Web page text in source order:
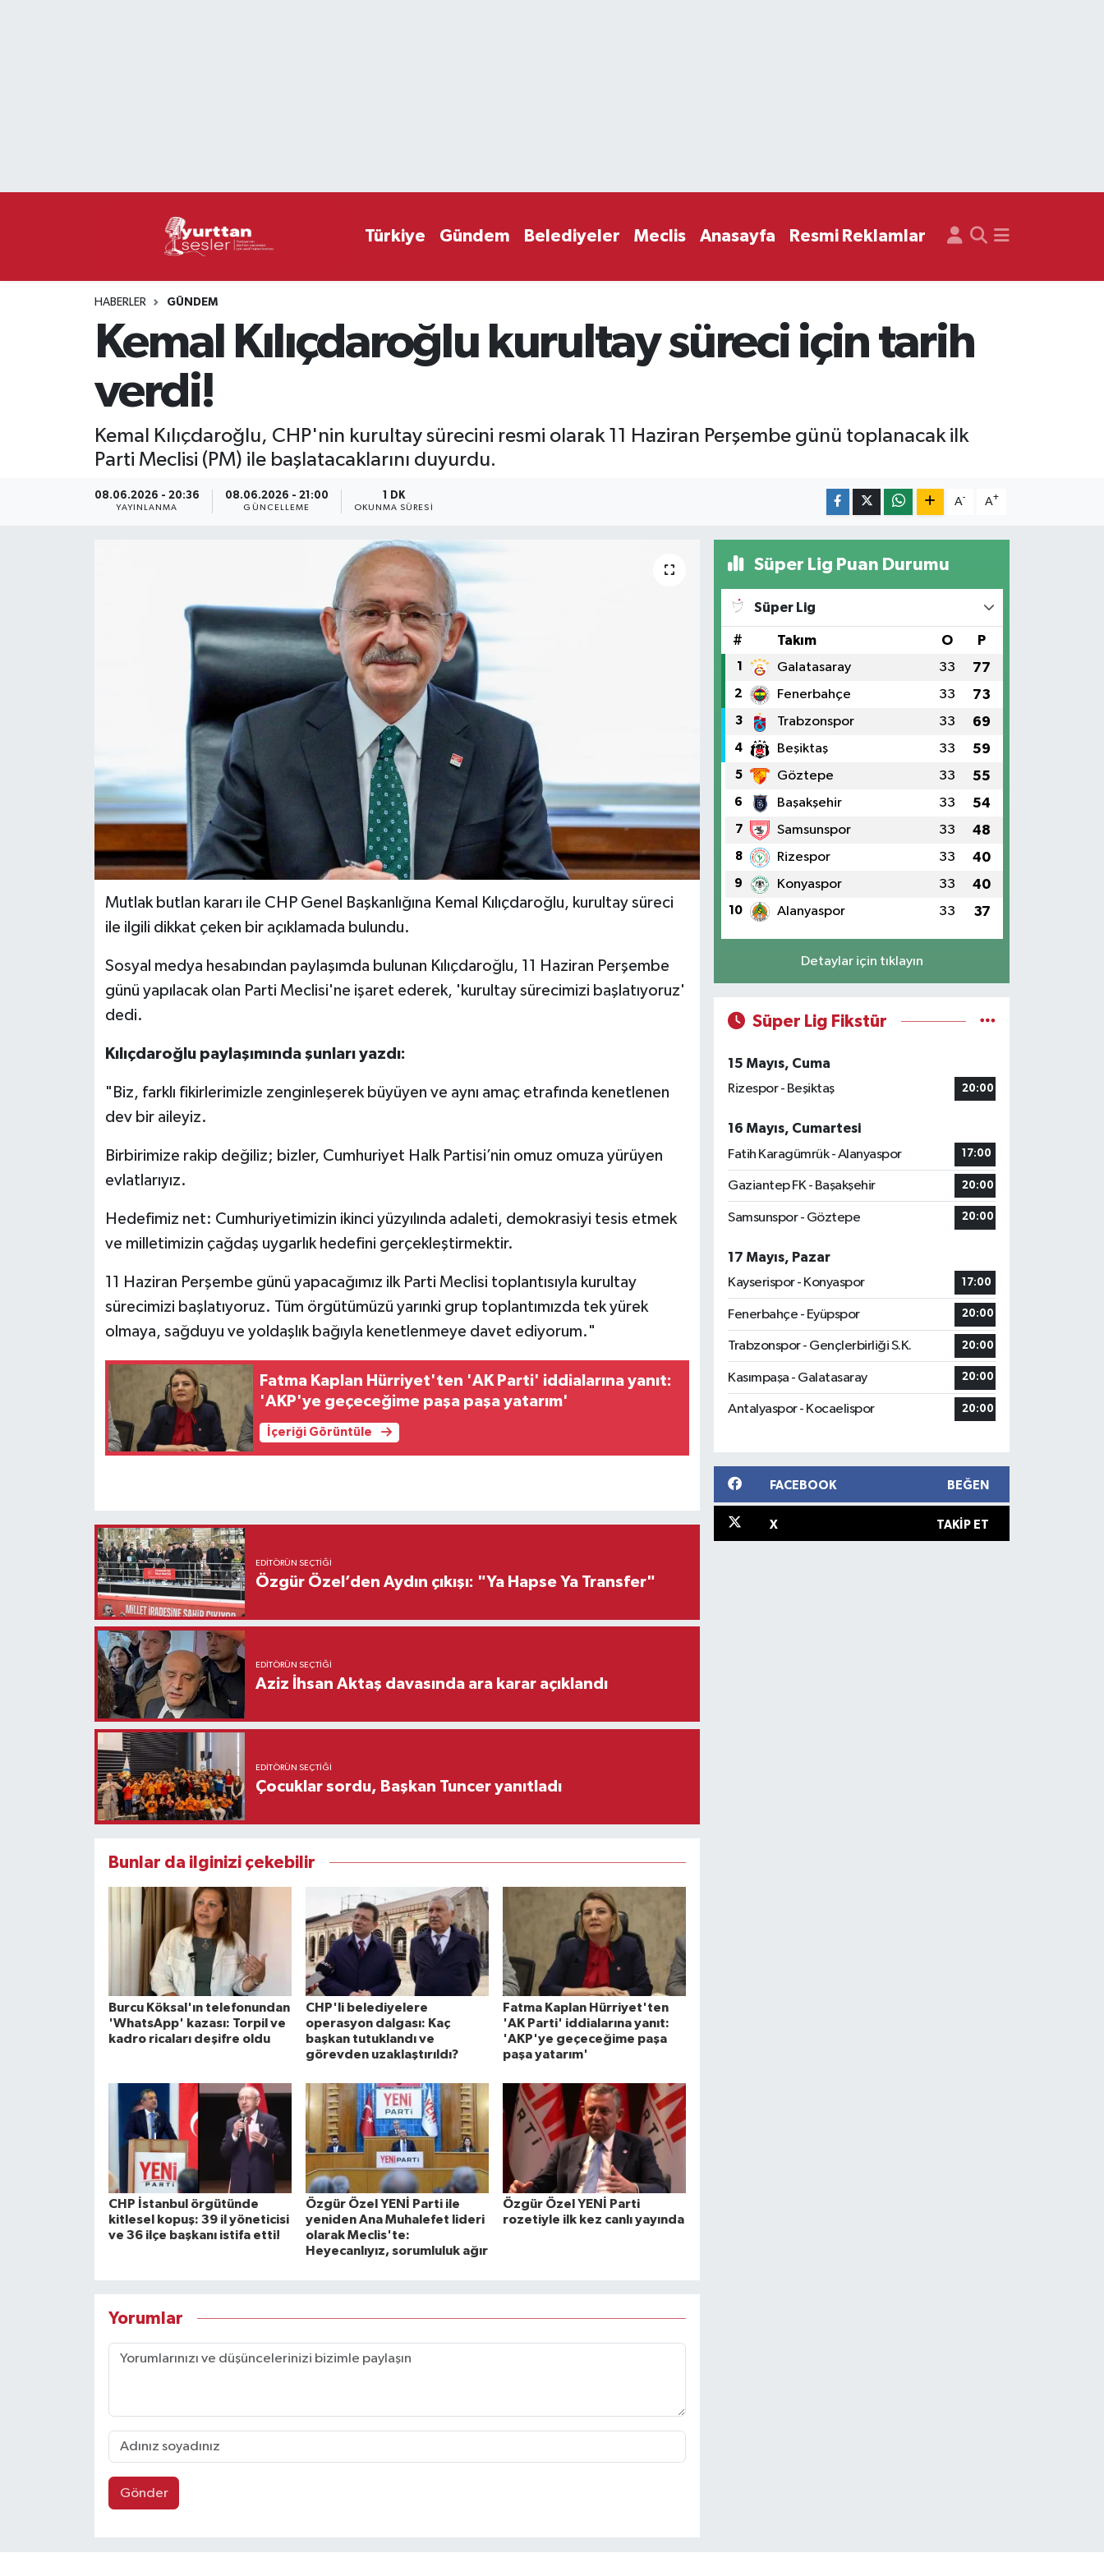
Türkiye Gündem Belediyeler Meclis Anasayfa Resmi Reklamlar
HABERLER GÜNDEM
Kemal Kılıçdaroğlu kurultay süreci için tarih
verdi!
Kemal Kılıçdaroğlu, CHP'nin kurultay sürecini resmi olarak 11 Haziran Perşembe günü toplanacak ilk
Parti Meclisi (PM) ile başlatacaklarını duyurdu.
08.06.2026 - 20:36
YAYINLANMA
08.06.2026 - 21:00
GÜNCELLEME
1 DK
OKUNMA SÜRESI
A- A+
Mutlak butlan kararı ile CHP Genel Başkanlığına Kemal Kılıçdaroğlu, kurultay süreci
ile ilgili dikkat çeken bir açıklamada bulundu.
Sosyal medya hesabından paylaşımda bulunan Kılıçdaroğlu, 11 Haziran Perşembe
günü yapılacak olan Parti Meclisi'ne işaret ederek, 'kurultay sürecimizi başlatıyoruz'
dedi.
Kılıçdaroğlu paylaşımında şunları yazdı:
"Biz, farklı fikirlerimizle zenginleşerek büyüyen ve aynı amaç etrafında kenetlenen
dev bir aileyiz.
Birbirimize rakip değiliz; bizler, Cumhuriyet Halk Partisi’nin omuz omuza yürüyen
evlatlarıyız.
Hedefimiz net: Cumhuriyetimizin ikinci yüzyılında adaleti, demokrasiyi tesis etmek
ve milletimizin çağdaş uygarlık hedefini gerçekleştirmektir.
11 Haziran Perşembe günü yapacağımız ilk Parti Meclisi toplantısıyla kurultay
sürecimizi başlatıyoruz. Tüm örgütümüzü yarınki grup toplantımızda tek yürek
olmaya, sağduyu ve yoldaşlık bağıyla kenetlenmeye davet ediyorum."
Fatma Kaplan Hürriyet'ten 'AK Parti' iddialarına yanıt:
'AKP'ye geçeceğime paşa paşa yatarım'
İçeriği Görüntüle
EDITÖRÜN SEÇTIĞI
Özgür Özel’den Aydın çıkışı: "Ya Hapse Ya Transfer"
EDITÖRÜN SEÇTIĞI
Aziz İhsan Aktaş davasında ara karar açıklandı
EDITÖRÜN SEÇTIĞI
Çocuklar sordu, Başkan Tuncer yanıtladı
Bunlar da ilginizi çekebilir
Burcu Köksal'ın telefonundan
'WhatsApp' kazası: Torpil ve
kadro ricaları deşifre oldu
CHP'li belediyelere
operasyon dalgası: Kaç
başkan tutuklandı ve
görevden uzaklaştırıldı?
Fatma Kaplan Hürriyet'ten
'AK Parti' iddialarına yanıt:
'AKP'ye geçeceğime paşa
paşa yatarım'
CHP İstanbul örgütünde
kitlesel kopuş: 39 il yöneticisi
ve 36 ilçe başkanı istifa etti!
Özgür Özel YENİ Parti ile
yeniden Ana Muhalefet lideri
olarak Meclis'te:
Heyecanlıyız, sorumluluk ağır
Özgür Özel YENİ Parti
rozetiyle ilk kez canlı yayında
Yorumlar
Gönder
Süper Lig Puan Durumu
Süper Lig
# Takım O P
1 Galatasaray 33 77
2 Fenerbahçe 33 73
3 Trabzonspor 33 69
4 Beşiktaş 33 59
5 Göztepe 33 55
6 Başakşehir 33 54
7 Samsunspor 33 48
8 Rizespor 33 40
9 Konyaspor 33 40
10 Alanyaspor 33 37
Detaylar için tıklayın
Süper Lig Fikstür
15 Mayıs, Cuma
Rizespor - Beşiktaş
20:00
16 Mayıs, Cumartesi
Fatih Karagümrük - Alanyaspor
17:00
Gaziantep FK - Başakşehir 20:00
Samsunspor - Göztepe 20:00
17 Mayıs, Pazar
Kayserispor - Konyaspor
17:00
Fenerbahçe - Eyüpspor 20:00
Trabzonspor - Gençlerbirliği S.K. 20:00
Kasımpaşa - Galatasaray 20:00
Antalyaspor - Kocaelispor 20:00
FACEBOOK BEĞEN
X TAKIP ET
Süper Lig Puan Durumu ve Fikstür
Haber Arşivi